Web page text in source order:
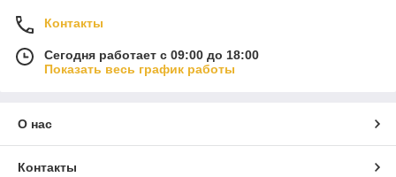
Контакты
Сегодня работает с 09:00 до 18:00
Показать весь график работы
О нас
Контакты